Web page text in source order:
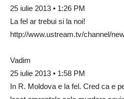
25 iulie 2013 • 1:26 PM
La fel ar trebui si la noi!
http://www.ustream.tv/channel/
Vadim
25 iulie 2013 • 1:58 PM
In R. Moldova e la fel. Cred ca e